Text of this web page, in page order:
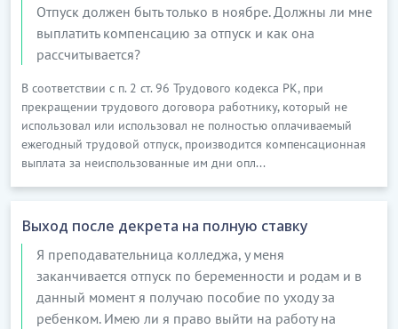
Отпуск должен быть только в ноябре. Должны ли мне
выплатить компенсацию за отпуск и как она
рассчитывается?
В соответствии с п. 2 ст. 96 Трудового кодекса РК, при
прекращении трудового договора работнику, который не
использовал или использовал не полностью оплачиваемый
ежегодный трудовой отпуск, производится компенсационная
выплата за неиспользованные им дни опл...
Выход после декрета на полную ставку
Я преподавательница колледжа, у меня
заканчивается отпуск по беременности и родам и в
данный момент я получаю пособие по уходу за
ребенком. Имею ли я право выйти на работу на